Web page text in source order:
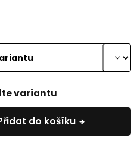
variantu
do košíku